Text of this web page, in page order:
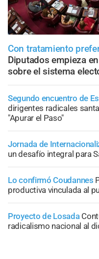
Con tratamiento
Diputados empieza
sobre el sistema
Segundo encuentro de
dirigentes radicales
"Apurar el Paso"
Jornada de
un desafío integral para
Lo confirmó Coudannes
productiva vinculada al
Proyecto de Losada
radicalismo nacional al